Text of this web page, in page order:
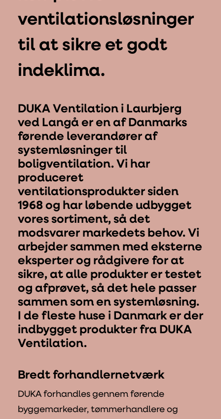
ventilationsløsninger
til at sikre et godt
indeklima.
DUKA Ventilation i Laurbjerg
ved Langå er en af Danmarks
førende leverandører af
systemløsninger til
boligventilation. Vi har
produceret
ventilationsprodukter siden
1968 og har løbende udbygget
vores sortiment, så det
modsvarer markedets behov. Vi
arbejder sammen med eksterne
eksperter og rådgivere for at
sikre, at alle produkter er testet
og afprøvet, så det hele passer
sammen som en systemløsning.
I de fleste huse i Danmark er der
indbygget produkter fra DUKA
Ventilation.
Bredt forhandlernetværk
DUKA forhandles gennem førende
byggemarkeder, tømmerhandlere og